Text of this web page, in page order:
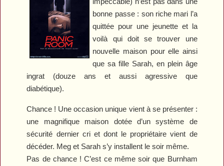
bonne passe : son riche mari l’a
quittée pour une jeunette et la
voilà qui doit se trouver une
nouvelle maison pour elle ainsi
que sa fille Sarah, en plein âge
ingrat (douze ans et aussi agressive que
diabétique).
Chance ! Une occasion unique vient à se présenter :
une magnifique maison dotée d’un système de
sécurité dernier cri et dont le propriétaire vient de
décéder. Meg et Sarah s’y installent le soir même.
Pas de chance ! C’est ce même soir que Burnham